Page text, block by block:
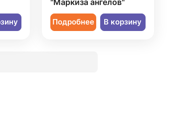
"Маркиза ангелов"
Подробнее В корзину